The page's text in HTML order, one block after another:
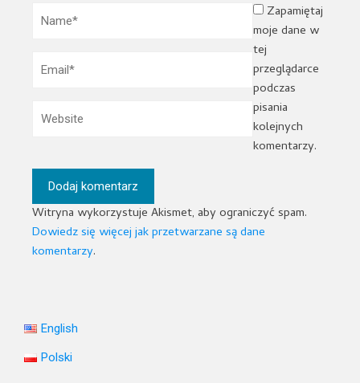
Zapamiętaj
moje dane w
tej
przeglądarce
podczas
pisania
kolejnych
komentarzy.
Witryna wykorzystuje Akismet, aby ograniczyć spam.
Dowiedz się więcej jak przetwarzane są dane
komentarzy.
English
Polski